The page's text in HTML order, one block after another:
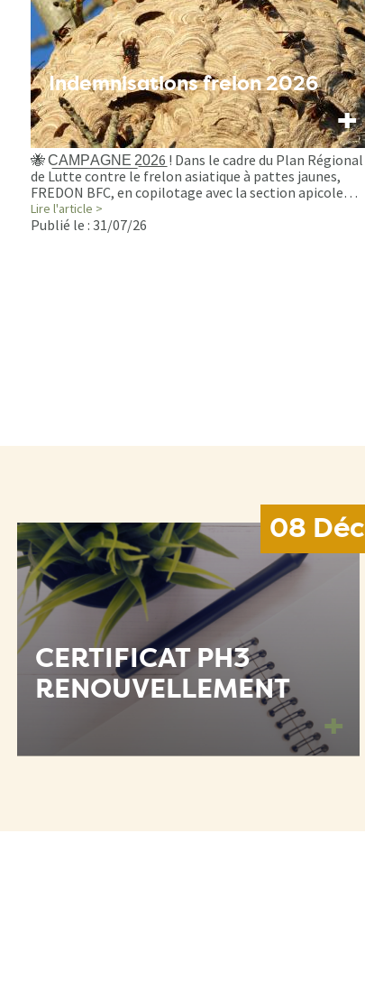
Indemnisations frelon 2026
+
🐝 C͟A͟M͟P͟A͟G͟N͟E͟ 2͟0͟2͟6 ! Dans le cadre du Plan Régional
de Lutte contre le frelon asiatique à pattes jaunes,
FREDON BFC, en copilotage avec la section apicole…
Lire l'article >
Publié le : 31/07/26
CERTIFICAT PH3
RENOUVELLEMENT
08 Déc
+